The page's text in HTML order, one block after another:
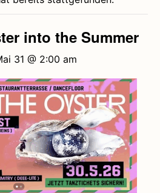
into the Summer
31 @ 2:00 am